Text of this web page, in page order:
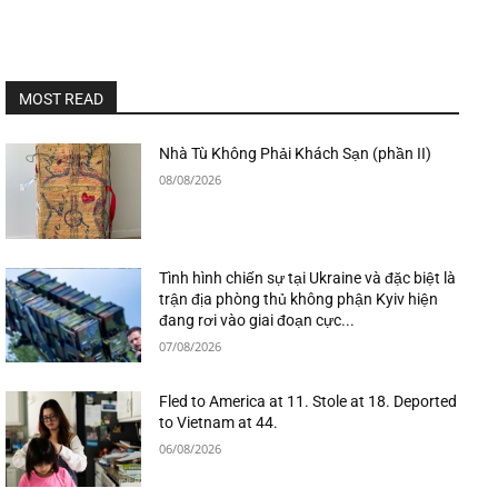
MOST READ
Nhà Tù Không Phải Khách Sạn (phần II)
08/08/2026
Tình hình chiến sự tại Ukraine và đặc biệt là
trận địa phòng thủ không phận Kyiv hiện
đang rơi vào giai đoạn cực...
07/08/2026
Fled to America at 11. Stole at 18. Deported
to Vietnam at 44.
06/08/2026